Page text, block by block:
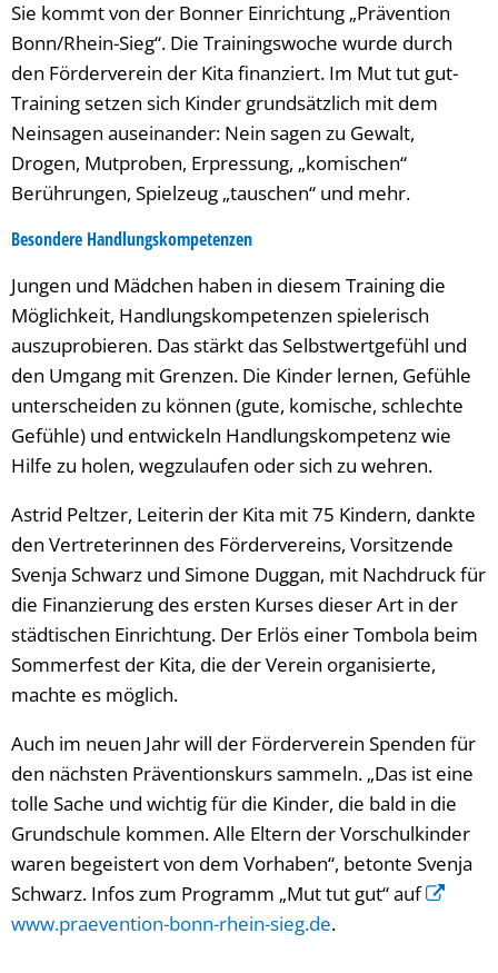
Sie kommt von der Bonner Einrichtung „Prävention
Bonn/Rhein-Sieg“. Die Trainingswoche wurde durch
den Förderverein der Kita finanziert. Im Mut tut gut-
Training setzen sich Kinder grundsätzlich mit dem
Neinsagen auseinander: Nein sagen zu Gewalt,
Drogen, Mutproben, Erpressung, „komischen“
Berührungen, Spielzeug „tauschen“ und mehr.
Besondere Handlungskompetenzen
Jungen und Mädchen haben in diesem Training die
Möglichkeit, Handlungskompetenzen spielerisch
auszuprobieren. Das stärkt das Selbstwertgefühl und
den Umgang mit Grenzen. Die Kinder lernen, Gefühle
unterscheiden zu können (gute, komische, schlechte
Gefühle) und entwickeln Handlungskompetenz wie
Hilfe zu holen, wegzulaufen oder sich zu wehren.
Astrid Peltzer, Leiterin der Kita mit 75 Kindern, dankte
den Vertreterinnen des Fördervereins, Vorsitzende
Svenja Schwarz und Simone Duggan, mit Nachdruck für
die Finanzierung des ersten Kurses dieser Art in der
städtischen Einrichtung. Der Erlös einer Tombola beim
Sommerfest der Kita, die der Verein organisierte,
machte es möglich.
Auch im neuen Jahr will der Förderverein Spenden für
den nächsten Präventionskurs sammeln. „Das ist eine
tolle Sache und wichtig für die Kinder, die bald in die
Grundschule kommen. Alle Eltern der Vorschulkinder
waren begeistert von dem Vorhaben“, betonte Svenja
Schwarz. Infos zum Programm „Mut tut gut“ auf
www.praevention-bonn-rhein-sieg.de.